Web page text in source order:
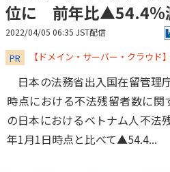
位に 前年比▲54.4％
2022/04/05 06:35 JST配信
PR 【ドメイン・サーバー・クラウド
日本の法務省出入国在留管理
時点における不法残留者数に
の日本におけるベトナム人不法
年1月1日時点と比べて▲54.4...